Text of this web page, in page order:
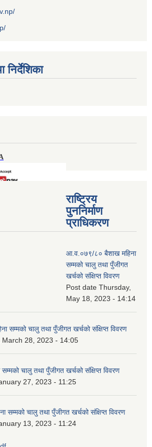
राष्ट्रिय
पुननिर्माण
प्राधिकरण
आ.व.०७९/८० बैशाख महिना
सम्मको चालु तथा पुँजीगत
खर्चको संक्षिप्त विवरण
Post date Thursday,
May 18, 2023 - 14:14
सम्मको चालु तथा पुँजीगत खर्चको संक्षिप्त विवरण
March 28, 2023 - 14:05
चालु तथा पुँजीगत खर्चको संक्षिप्त विवरण
27, 2023 - 11:25
सम्मको चालु तथा पुँजीगत खर्चको संक्षिप्त विवरण
13, 2023 - 11:24